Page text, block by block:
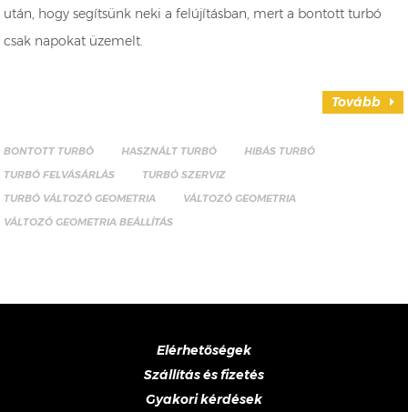
után, hogy segítsünk neki a felújításban, mert a bontott turbó
csak napokat üzemelt.
Tovább
BONTOTT TURBÓ HASZNÁLT TURBÓ
HIBÁS TURBÓ
TURBÓ FELVÁSÁRLÁS
TURBÓ SZERVIZ
TURBÓ VÁLTOZÓ GEOMETRIA
VÁLTOZÓ GEOMETRIA
VÁLTOZÓ GEOMETRIA BEÁLLÍTÁS
Elérhetőségek
Szállítás és fizetés
Gyakori kérdések